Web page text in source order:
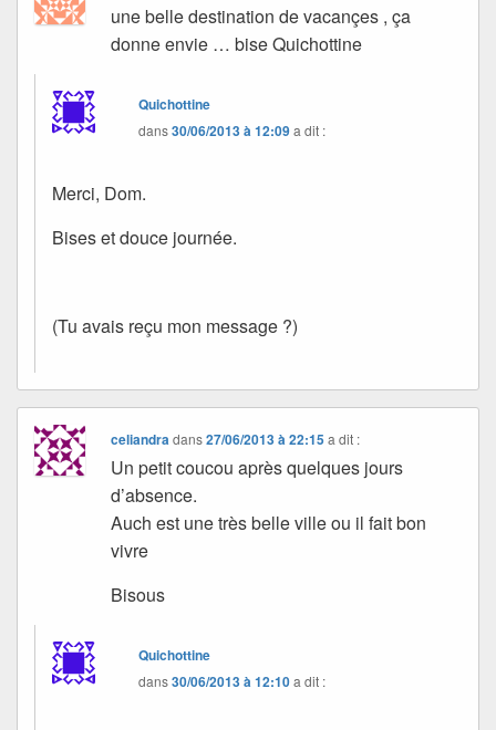
une belle destination de vacançes , ça
donne envie … bise Quichottine
Quichottine
dans30/06/2013 à 12:09a dit :
Merci, Dom.
Bises et douce journée.
(Tu avais reçu mon message ?)
celiandradans27/06/2013 à 22:15 a dit :
Un petit coucou après quelques jours
d’absence.
Auch est une très belle ville ou il fait bon
vivre
Bisous
Quichottine
dans30/06/2013 à 12:10a dit :